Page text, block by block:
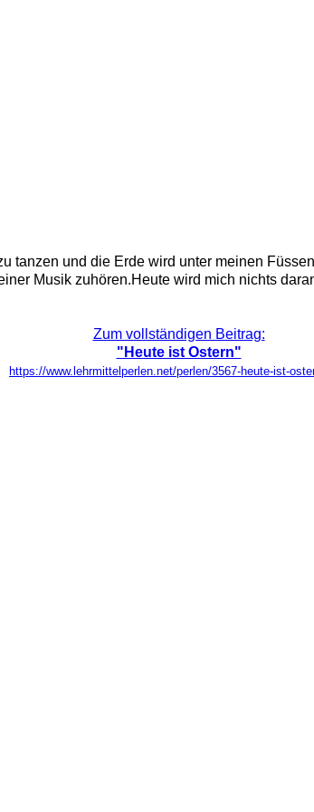
tanzen und die Erde wird unter meinen
Musik zuhören.Heute wird mich nichts
Zum vollständigen Beitrag:
"Heute ist Ostern"
https://www.lehrmittelperlen.net/perlen/3567-heute-ist-